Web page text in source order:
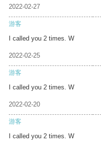
2022-02-27
游客
I called you 2 times. W
2022-02-25
游客
I called you 2 times. W
2022-02-20
游客
I called you 2 times. W